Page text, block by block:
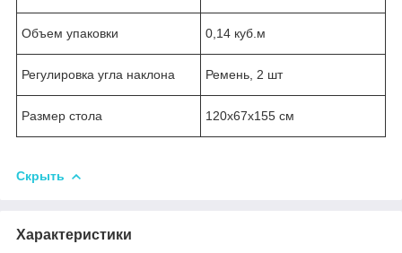
Объем упаковки 0,14 куб.м
Регулировка угла наклона Ремень, 2 шт
Размер стола 120х67х155 см
Скрыть
Характеристики